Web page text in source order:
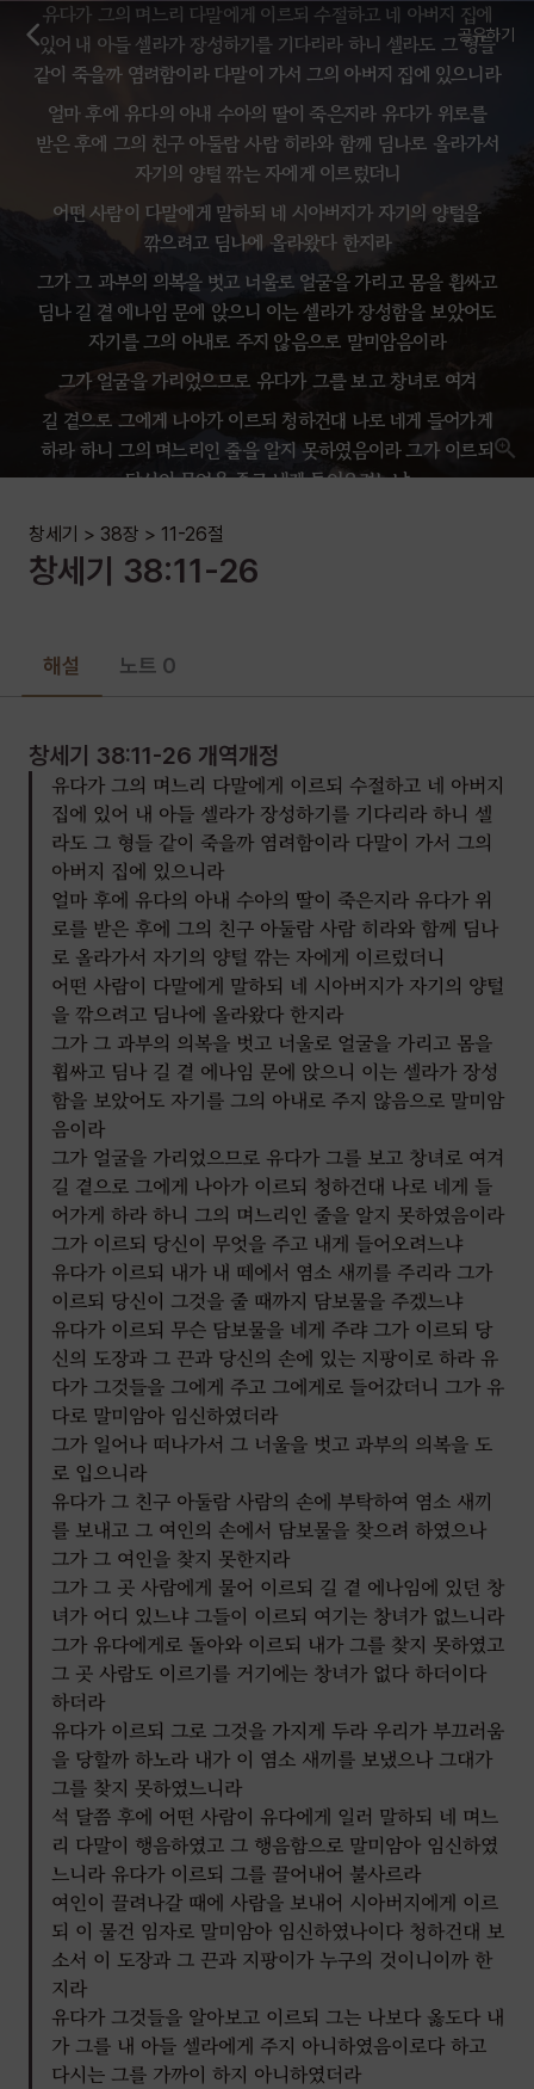
공유하기
유다가 그의 며느리 다말에게 이르되 수절하고 네 아버지 집에
있어 내 아들 셀라가 장성하기를 기다리라 하니 셀라도 그 형들
같이 죽을까 염려함이라 다말이 가서 그의 아버지 집에 있으니라
얼마 후에 유다의 아내 수아의 딸이 죽은지라 유다가 위로를
받은 후에 그의 친구 아둘람 사람 히라와 함께 딤나로 올라가서
자기의 양털 깎는 자에게 이르렀더니
어떤 사람이 다말에게 말하되 네 시아버지가 자기의 양털을
깎으려고 딤나에 올라왔다 한지라
그가 그 과부의 의복을 벗고 너울로 얼굴을 가리고 몸을 휩싸고
딤나 길 곁 에나임 문에 앉으니 이는 셀라가 장성함을 보았어도
자기를 그의 아내로 주지 않음으로 말미암음이라
그가 얼굴을 가리었으므로 유다가 그를 보고 창녀로 여겨
길 곁으로 그에게 나아가 이르되 청하건대 나로 네게 들어가게
하라 하니 그의 며느리인 줄을 알지 못하였음이라 그가 이르되
당신이 무엇을 주고 내게 들어오려느냐
유다가 이르되 내가 내 떼에서 염소 새끼를 주리라 그가 이르되
당신이 그것을 줄 때까지 담보물을 주겠느냐
유다가 이르되 무슨 담보물을 네게 주랴 그가 이르되 당신의
입으니라
유다가 그 친구 아둘람 사람의 손에 부탁하여 염소 새끼를
보내고 그 여인의 손에서 담보물을 찾으려 하였으나 그가 그
여인을 찾지 못한지라
그가 그 곳 사람에게 물어 이르되 길 곁 에나임에 있던 창녀가
어디 있느냐 그들이 이르되 여기는 창녀가 없느니라
그가 유다에게로 돌아와 이르되 내가 그를 찾지 못하였고 그 곳
사람도 이르기를 거기에는 창녀가 없다 하더이다 하더라
유다가 이르되 그로 그것을 가지게 두라 우리가 부끄러움을
당할까 하노라 내가 이 염소 새끼를 보냈으나 그대가 그를 찾지
못하였느니라
석 달쯤 후에 어떤 사람이 유다에게 일러 말하되 네 며느리
다말이 행음하였고 그 행음함으로 말미암아 임신하였느니라
유다가 이르되 그를 끌어내어 불사르라
여인이 끌려나갈 때에 사람을 보내어 시아버지에게 이르되 이
물건 임자로 말미암아 임신하였나이다 청하건대 보소서 이
도장과 그 끈과 지팡이가 누구의 것이니이까 한지라
유다가 그것들을 알아보고 이르되 그는 나보다 옳도다 내가 그를
내 아들 셀라에게 주지 아니하였음이로다 하고 다시는 그를
가까이 하지 아니하였더라
창세기 38:11-26
창세기 > 38장 > 11-26절
창세기 38:11-26
해설 노트 0
창세기 38:11-26 개역개정
유다가 그의 며느리 다말에게 이르되 수절하고 네 아버지
집에 있어 내 아들 셀라가 장성하기를 기다리라 하니 셀
라도 그 형들 같이 죽을까 염려함이라 다말이 가서 그의
아버지 집에 있으니라
얼마 후에 유다의 아내 수아의 딸이 죽은지라 유다가 위
로를 받은 후에 그의 친구 아둘람 사람 히라와 함께 딤나
로 올라가서 자기의 양털 깎는 자에게 이르렀더니
어떤 사람이 다말에게 말하되 네 시아버지가 자기의 양털
을 깎으려고 딤나에 올라왔다 한지라
그가 그 과부의 의복을 벗고 너울로 얼굴을 가리고 몸을
휩싸고 딤나 길 곁 에나임 문에 앉으니 이는 셀라가 장성
함을 보았어도 자기를 그의 아내로 주지 않음으로 말미암
음이라
그가 얼굴을 가리었으므로 유다가 그를 보고 창녀로 여겨
길 곁으로 그에게 나아가 이르되 청하건대 나로 네게 들
어가게 하라 하니 그의 며느리인 줄을 알지 못하였음이라
그가 이르되 당신이 무엇을 주고 내게 들어오려느냐
유다가 이르되 내가 내 떼에서 염소 새끼를 주리라 그가
이르되 당신이 그것을 줄 때까지 담보물을 주겠느냐
유다가 이르되 무슨 담보물을 네게 주랴 그가 이르되 당
신의 도장과 그 끈과 당신의 손에 있는 지팡이로 하라 유
다가 그것들을 그에게 주고 그에게로 들어갔더니 그가 유
다로 말미암아 임신하였더라
그가 일어나 떠나가서 그 너울을 벗고 과부의 의복을 도
로 입으니라
유다가 그 친구 아둘람 사람의 손에 부탁하여 염소 새끼
를 보내고 그 여인의 손에서 담보물을 찾으려 하였으나
그가 그 여인을 찾지 못한지라
그가 그 곳 사람에게 물어 이르되 길 곁 에나임에 있던 창
녀가 어디 있느냐 그들이 이르되 여기는 창녀가 없느니라
그가 유다에게로 돌아와 이르되 내가 그를 찾지 못하였고
그 곳 사람도 이르기를 거기에는 창녀가 없다 하더이다
하더라
유다가 이르되 그로 그것을 가지게 두라 우리가 부끄러움
을 당할까 하노라 내가 이 염소 새끼를 보냈으나 그대가
그를 찾지 못하였느니라
석 달쯤 후에 어떤 사람이 유다에게 일러 말하되 네 며느
리 다말이 행음하였고 그 행음함으로 말미암아 임신하였
느니라 유다가 이르되 그를 끌어내어 불사르라
여인이 끌려나갈 때에 사람을 보내어 시아버지에게 이르
되 이 물건 임자로 말미암아 임신하였나이다 청하건대 보
소서 이 도장과 그 끈과 지팡이가 누구의 것이니이까 한
지라
유다가 그것들을 알아보고 이르되 그는 나보다 옳도다 내
가 그를 내 아들 셀라에게 주지 아니하였음이로다 하고
다시는 그를 가까이 하지 아니하였더라